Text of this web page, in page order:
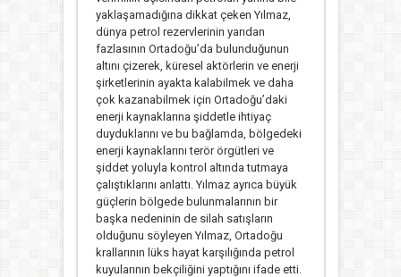
yaklaşamadığına dikkat çeken Yılmaz,
dünya petrol rezervlerinin yarıdan
fazlasının Ortadoğu’da bulunduğunun
altını çizerek, küresel aktörlerin ve enerji
şirketlerinin ayakta kalabilmek ve daha
çok kazanabilmek için Ortadoğu’daki
enerji kaynaklarına şiddetle ihtiyaç
duyduklarını ve bu bağlamda, bölgedeki
enerji kaynaklarını terör örgütleri ve
şiddet yoluyla kontrol altında tutmaya
çalıştıklarını anlattı. Yılmaz ayrıca büyük
güçlerin bölgede bulunmalarının bir
başka nedeninin de silah satışların
olduğunu söyleyen Yılmaz, Ortadoğu
krallarının lüks hayat karşılığında petrol
kuyularının bekçiliğini yaptığını ifade etti.